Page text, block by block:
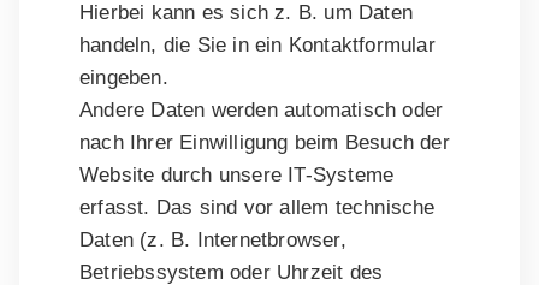
Hierbei kann es sich z. B. um Daten
handeln, die Sie in ein Kontaktformular
eingeben.
Andere Daten werden automatisch oder
nach Ihrer Einwilligung beim Besuch der
Website durch unsere IT-Systeme
erfasst. Das sind vor allem technische
Daten (z. B. Internetbrowser,
Betriebssystem oder Uhrzeit des